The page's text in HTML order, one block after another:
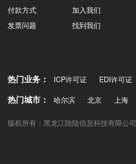
付款方式
发票问题
加入我们
找到我们
热门业务： ICP许可证 EDI许可证
热门城市： 哈尔滨 北京 上海
版权所有：黑龙江陆陆信息科技有限公司